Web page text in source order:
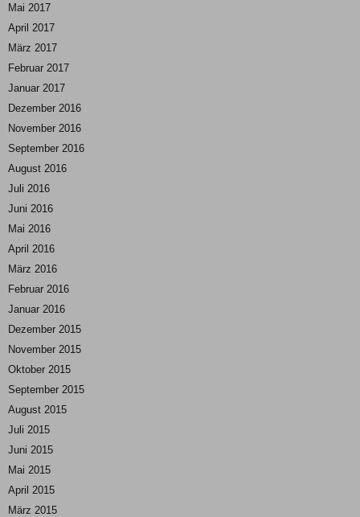
Mai 2017
April 2017
März 2017
Februar 2017
Januar 2017
Dezember 2016
November 2016
September 2016
August 2016
Juli 2016
Juni 2016
Mai 2016
April 2016
März 2016
Februar 2016
Januar 2016
Dezember 2015
November 2015
Oktober 2015
September 2015
August 2015
Juli 2015
Juni 2015
Mai 2015
April 2015
März 2015